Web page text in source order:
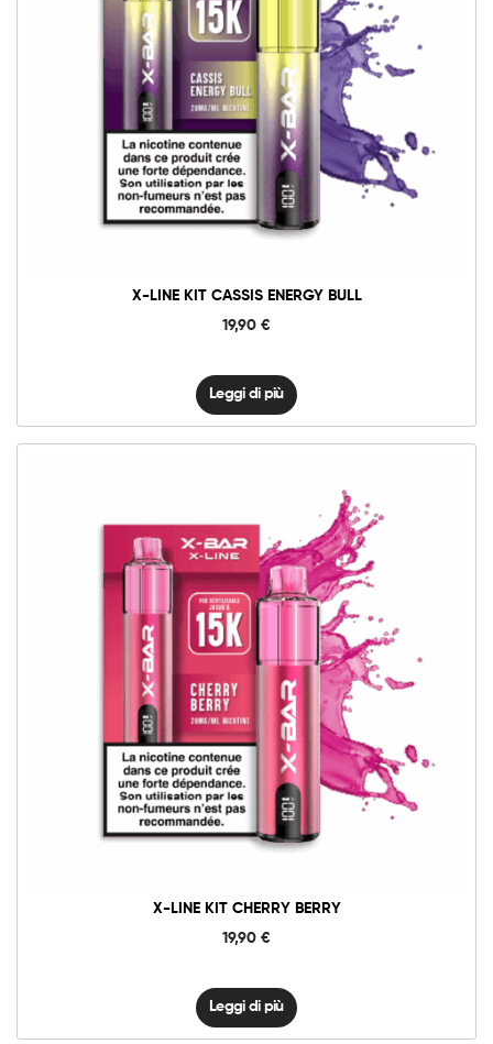
X-LINE KIT CASSIS ENERGY BULL
19,90 €
Leggi di più
X-LINE KIT CHERRY BERRY
19,90 €
Leggi di più